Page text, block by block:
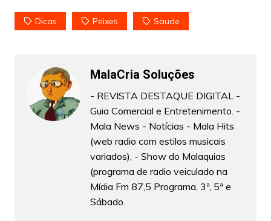
Dicas Peixes Saude
MalaCria Soluções
- REVISTA DESTAQUE DIGITAL -
Guia Comercial e Entretenimento. -
Mala News - Notícias - Mala Hits
(web radio com estilos musicais
variados), - Show do Malaquias
(programa de radio veiculado na
Mídia Fm 87,5 Programa, 3ª, 5ª e
Sábado.